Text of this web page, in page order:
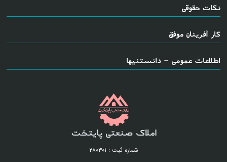
نکات حقوقی
کار آفرینان موفق
اطلاعات عمومی - دانستنیها
املاک صنعتی پایتخت
شماره ثبت : ۲۸۰۳۰۱